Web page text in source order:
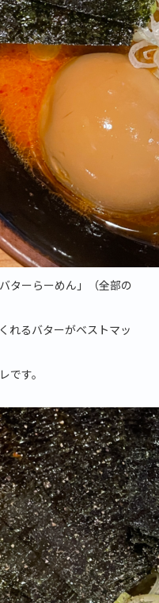
ターらーめん」（全部の
れるバターがベストマッ
です。